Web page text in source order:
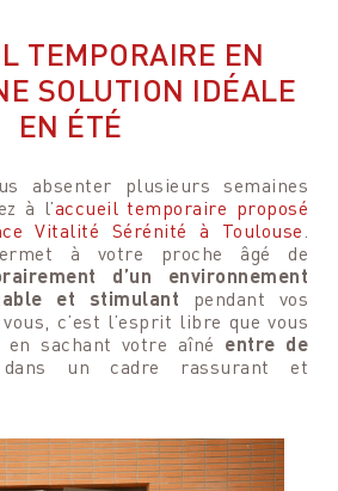
TEMPORAIRE EN
SOLUTION IDÉALE
EN ÉTÉ
absenter plusieurs semaines
à l’accueil temporaire proposé
Vitalité Sérénité à Toulouse
à votre proche âgé de
d’un environnement
et stimulant pendant vos
c’est l’esprit libre que vous
en sachant votre aîné entre de
dans un cadre rassurant et